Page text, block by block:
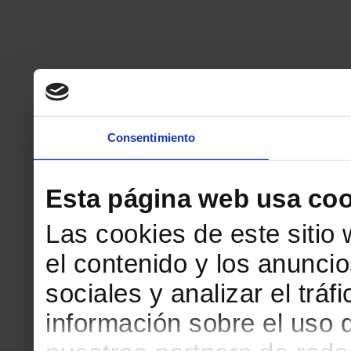
Consentimiento
Esta página web usa
Las cookies de este sitio
el contenido y los
sociales y analizar el
información sobre el uso